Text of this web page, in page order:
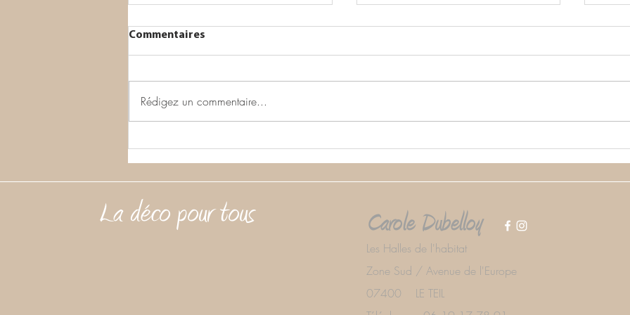
Mezzanine en suite
mise en accessibilité du
Commentaires
Rédigez un commentaire...
La déco pour tous Carole Dubelloy
Les Halles de l'habitat
Zone Sud / Avenue de l'Europe
07400 LE TEIL